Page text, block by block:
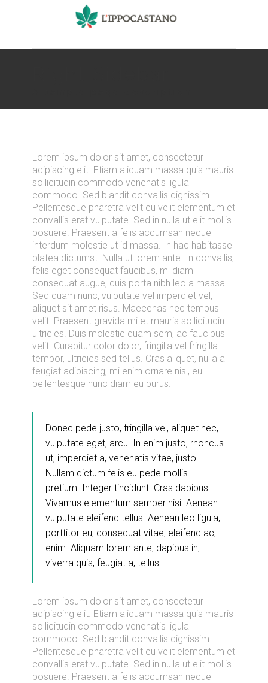
Lorem ipsum dolor sit amet, consectetur
adipiscing elit. Etiam aliquam massa quis mauris
sollicitudin commodo venenatis ligula
commodo. Sed blandit convallis dignissim.
Pellentesque pharetra velit eu velit elementum et
convallis erat vulputate. Sed in nulla ut elit mollis
posuere. Praesent a felis accumsan neque
interdum molestie ut id massa. In hac habitasse
platea dictumst. Nulla ut lorem ante. In convallis,
felis eget consequat faucibus, mi diam
consequat augue, quis porta nibh leo a massa.
Sed quam nunc, vulputate vel imperdiet vel,
aliquet sit amet risus. Maecenas nec tempus
velit. Praesent gravida mi et mauris sollicitudin
ultricies. Duis molestie quam sem, ac faucibus
velit. Curabitur dolor dolor, fringilla vel fringilla
tempor, ultricies sed tellus. Cras aliquet, nulla a
feugiat adipiscing, mi enim ornare nisl, eu
pellentesque nunc diam eu purus.
Donec pede justo, fringilla vel, aliquet nec,
vulputate eget, arcu. In enim justo, rhoncus
ut, imperdiet a, venenatis vitae, justo.
Nullam dictum felis eu pede mollis
pretium. Integer tincidunt. Cras dapibus.
Vivamus elementum semper nisi. Aenean
vulputate eleifend tellus. Aenean leo ligula,
porttitor eu, consequat vitae, eleifend ac,
enim. Aliquam lorem ante, dapibus in,
viverra quis, feugiat a, tellus.
Lorem ipsum dolor sit amet, consectetur
adipiscing elit. Etiam aliquam massa quis mauris
sollicitudin commodo venenatis ligula
commodo. Sed blandit convallis dignissim.
Pellentesque pharetra velit eu velit elementum et
convallis erat vulputate. Sed in nulla ut elit mollis
posuere. Praesent a felis accumsan neque